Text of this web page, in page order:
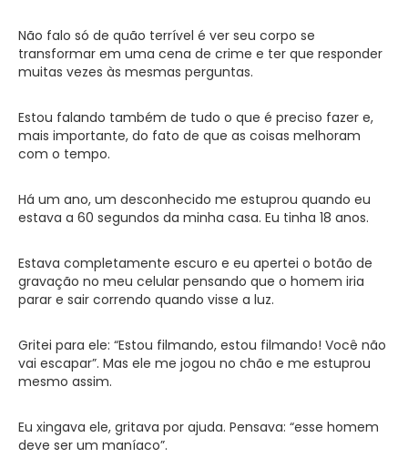
Não falo só de quão terrível é ver seu corpo se
transformar em uma cena de crime e ter que responder
muitas vezes às mesmas perguntas.
Estou falando também de tudo o que é preciso fazer e,
mais importante, do fato de que as coisas melhoram
com o tempo.
Há um ano, um desconhecido me estuprou quando eu
estava a 60 segundos da minha casa. Eu tinha 18 anos.
Estava completamente escuro e eu apertei o botão de
gravação no meu celular pensando que o homem iria
parar e sair correndo quando visse a luz.
Gritei para ele: “Estou filmando, estou filmando! Você não
vai escapar”. Mas ele me jogou no chão e me estuprou
mesmo assim.
Eu xingava ele, gritava por ajuda. Pensava: “esse homem
deve ser um maníaco”.